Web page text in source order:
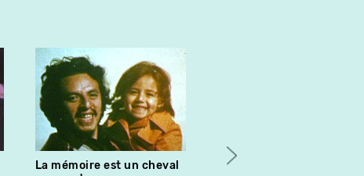
La mémoire est un cheval
C’est tombé dans l’oreille